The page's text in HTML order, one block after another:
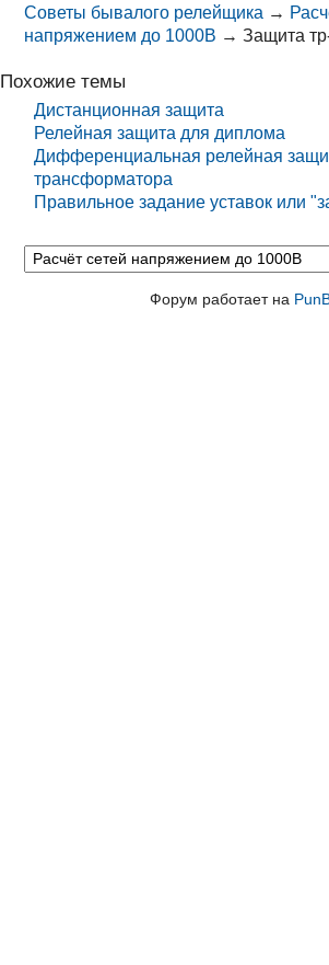
Советы бывалого релейщика →
напряжением до 1000В →Защита
Похожие темы
Дистанционная защита
Релейная защита для диплома
Дифференциальная релейная
трансформатора
Правильное задание уставок или
Форум работает на